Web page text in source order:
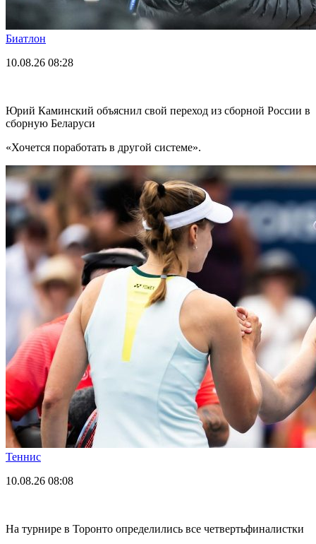
Биатлон
10.08.26 08:28
Юрий Каминский объяснил свой переход из сборной России в
сборную Беларуси
«Хочется поработать в другой системе».
Теннис
10.08.26 08:08
На турнире в Торонто определились все четвертьфиналистки